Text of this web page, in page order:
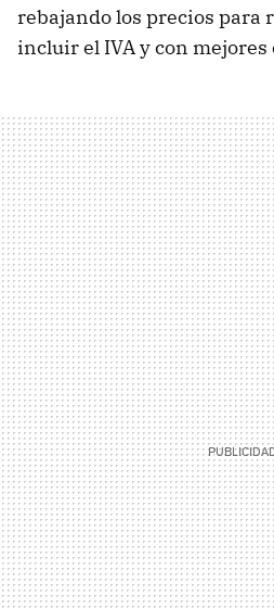
rebajando los precios para
incluir el IVA y con